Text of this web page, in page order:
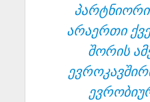
არაერთი
შორის